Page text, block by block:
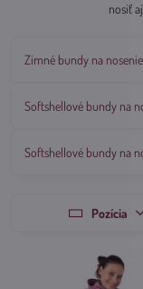
nosiť
Zimné bundy na
Softshellové bundy na
Softshellové bundy na
Pozícia